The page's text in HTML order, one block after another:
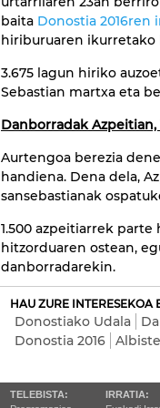
baita Donostia 2016ren
hiriburuaren ikurretako
3.675 lagun hiriko
Sebastian martxa eta
Danborradak
Aurtengoa berezia
handiena. Dena dela,
sansebastianak
1.500 azpeitiarrek
hitzorduaren ostean,
danborradarekin.
HAU ZURE INTERESEKOA
Donostiako Udala
Donostia 2016
TELEBISTA:
IRRATIA: